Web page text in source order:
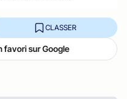
CLASSER
favori sur Google